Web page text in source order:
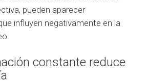
pueden aparecer
influyen negativamente en la
constante reduce